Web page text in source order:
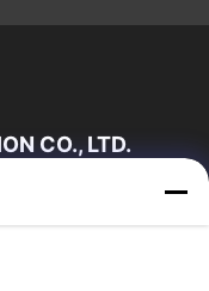
CO., LTD.
하여